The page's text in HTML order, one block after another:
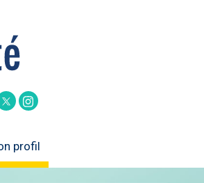
TwitterInstagram
profil